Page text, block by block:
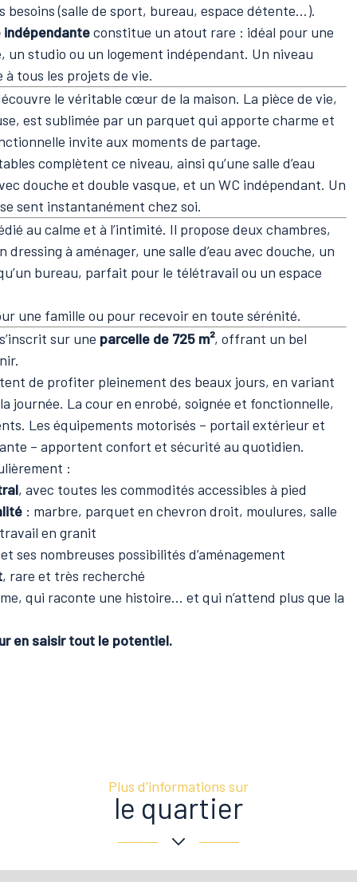
besoins (salle de sport, bureau, espace détente…).
constitue un atout rare : idéal pour une
un studio ou un logement indépendant. Un niveau
à tous les projets de vie.
le véritable cœur de la maison. La pièce de vie,
est sublimée par un parquet qui apporte charme et
invite aux moments de partage.
complètent ce niveau, ainsi qu’une salle d’eau
douche et double vasque, et un WC indépendant. Un
sent instantanément chez soi.
au calme et à l’intimité. Il propose deux chambres,
dressing à aménager, une salle d’eau avec douche, un
bureau, parfait pour le télétravail ou un espace
une famille ou pour recevoir en toute sérénité.
sur une parcelle de 725 m², offrant un bel
de profiter pleinement des beaux jours, en variant
journée. La cour en enrobé, soignée et fonctionnelle,
Les équipements motorisés – portail extérieur et
– apportent confort et sécurité au quotidien.
:
, avec toutes les commodités accessibles à pied
: marbre, parquet en chevron droit, moulures, salle
en granit
ses nombreuses possibilités d’aménagement
, rare et très recherché
qui raconte une histoire… et qui n’attend plus que la
en saisir tout le potentiel.
Plus d'informations sur
le quartier